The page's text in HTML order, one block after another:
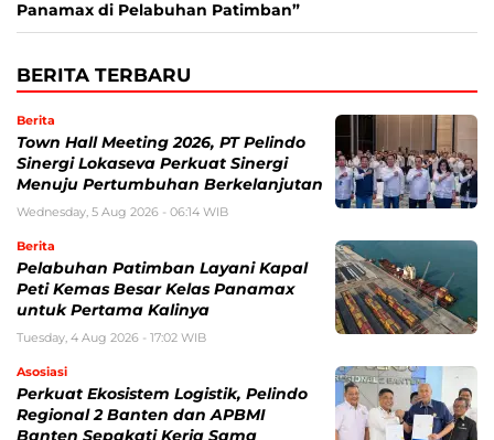
Panamax di Pelabuhan Patimban”
BERITA TERBARU
Berita
Town Hall Meeting 2026, PT Pelindo
Sinergi Lokaseva Perkuat Sinergi
Menuju Pertumbuhan Berkelanjutan
Wednesday, 5 Aug 2026 - 06:14 WIB
Berita
Pelabuhan Patimban Layani Kapal
Peti Kemas Besar Kelas Panamax
untuk Pertama Kalinya
Tuesday, 4 Aug 2026 - 17:02 WIB
Asosiasi
Perkuat Ekosistem Logistik, Pelindo
Regional 2 Banten dan APBMI
Banten Sepakati Kerja Sama